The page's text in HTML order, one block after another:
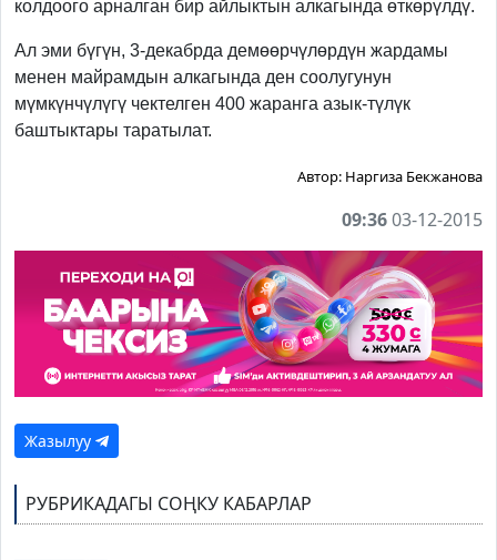
колдоого арналган бир айлыктын алкагында өткөрүлдү.
Ал эми бүгүн, 3-декабрда демөөрчүлөрдүн жардамы
менен майрамдын алкагында ден соолугунун
мүмкүнчүлүгү чектелген 400 жаранга азык-түлүк
баштыктары таратылат.
Автор: Наргиза Бекжанова
09:3603-12-2015
Жазылуу
РУБРИКАДАГЫ СОҢКУ КАБАРЛАР